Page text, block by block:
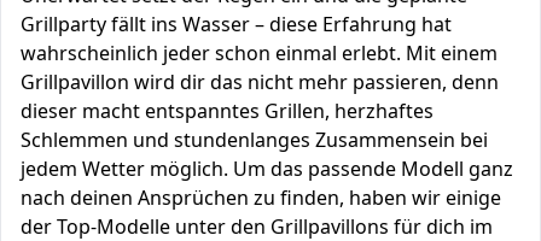
Grillparty fällt ins Wasser – diese Erfahrung hat
wahrscheinlich jeder schon einmal erlebt. Mit einem
Grillpavillon wird dir das nicht mehr passieren, denn
dieser macht entspanntes Grillen, herzhaftes
Schlemmen und stundenlanges Zusammensein bei
jedem Wetter möglich. Um das passende Modell ganz
nach deinen Ansprüchen zu finden, haben wir einige
der Top-Modelle unter den Grillpavillons für dich im